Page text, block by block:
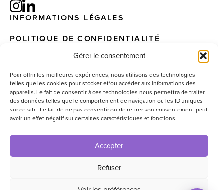
Gérer le consentement
Pour offrir les meilleures expériences, nous utilisons des technologies
telles que les cookies pour stocker et/ou accéder aux informations des
appareils. Le fait de consentir à ces technologies nous permettra de traiter
des données telles que le comportement de navigation ou les ID uniques
sur ce site. Le fait de ne pas consentir ou de retirer son consentement peut
avoir un effet négatif sur certaines caractéristiques et fonctions.
Accepter
Refuser
INFORMATIONS LÉGALES
POLITIQUE DE CONFIDENTIALITÉ
© 2025 – EIS. All Rights Reserved – Website by
graphisterie.lu